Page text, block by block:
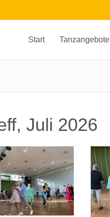
Start Tanzangebote
Juli 2026